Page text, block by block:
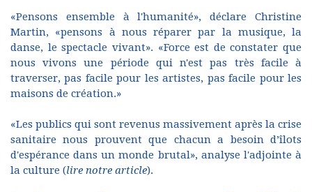
«Pensons ensemble à l'humanité», déclare Christine
Martin, «pensons à nous réparer par la musique, la
danse, le spectacle vivant». «Force est de constater que
nous vivons une période qui n'est pas très facile à
traverser, pas facile pour les artistes, pas facile pour les
maisons de création.»
«Les publics qui sont revenus massivement après la crise
sanitaire nous prouvent que chacun a besoin d’îlots
d'espérance dans un monde brutal», analyse l'adjointe à
la culture (lire notre article).